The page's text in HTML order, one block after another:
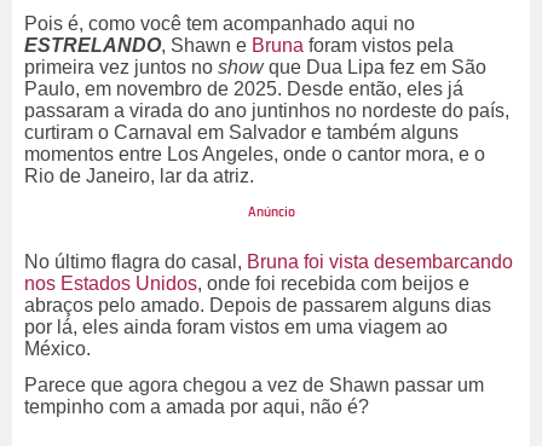
Pois é, como você tem acompanhado aqui no
ESTRELANDO, Shawn e Bruna foram vistos pela
primeira vez juntos no showque Dua Lipa fez em São
Paulo, em novembro de 2025. Desde então, eles já
passaram a virada do ano juntinhos no nordeste do país,
curtiram o Carnaval em Salvador e também alguns
momentos entre Los Angeles, onde o cantor mora, e o
Rio de Janeiro, lar da atriz.
No último flagra do casal, Bruna foi vista desembarcando
nos Estados Unidos, onde foi recebida com beijos e
abraços pelo amado. Depois de passarem alguns dias
por lá, eles ainda foram vistos em uma viagem ao
México.
Parece que agora chegou a vez de Shawn passar um
tempinho com a amada por aqui, não é?